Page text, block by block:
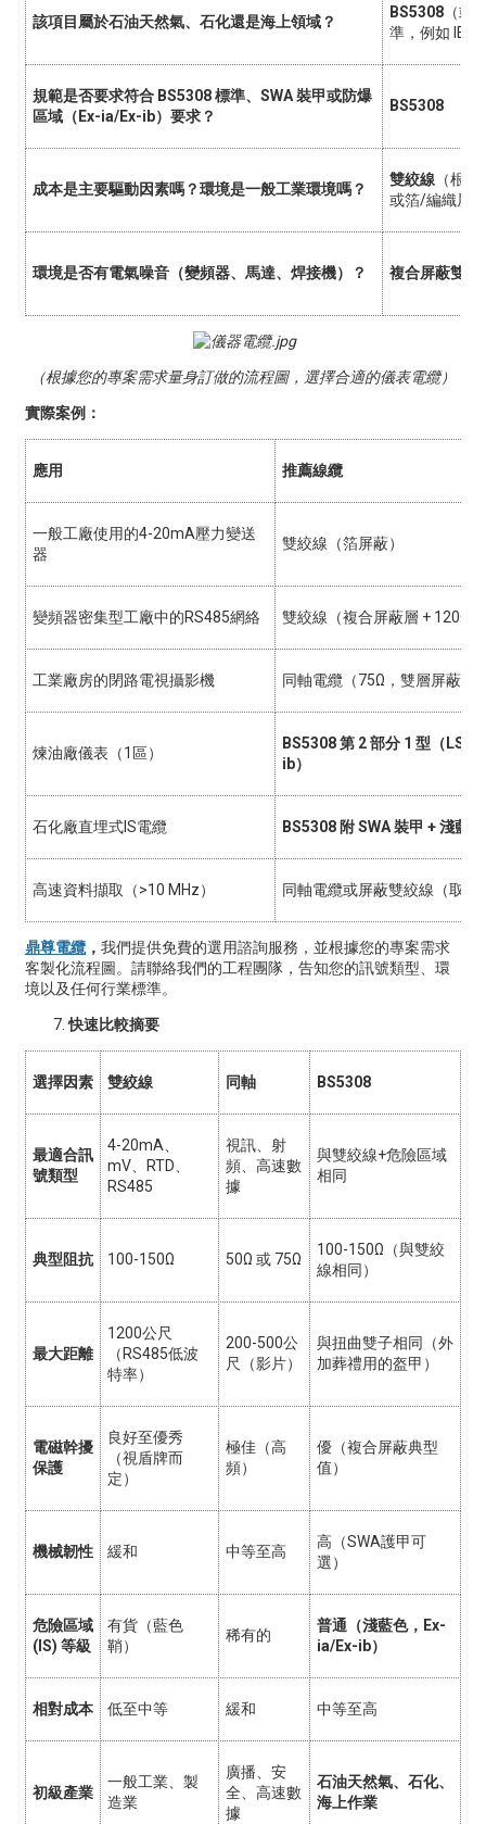
該項目屬於石油天然氣、石化還是海上領域？
BS5308（或
準，例如 IEC
規範是否要求符合 BS5308 標準、SWA 裝甲或防爆
區域（Ex-ia/Ex-ib）要求？
BS5308
成本是主要驅動因素嗎？環境是一般工業環境嗎？
雙絞線（根據
或箔/編織屏
環境是否有電氣噪音（變頻器、馬達、焊接機）？ 複合屏蔽雙絞
（根據您的專案需求量身訂做的流程圖，選擇合適的儀表電纜）
實際案例：
應用 推薦線纜
一般工廠使用的4-20mA壓力變送
器
雙絞線（箔屏蔽）
變頻器密集型工廠中的RS485網絡 雙絞線（複合屏蔽層 + 120Ω
工業廠房的閉路電視攝影機 同軸電纜（75Ω，雙層屏蔽）
煉油廠儀表（1區）
BS5308 第 2 部分 1 型（
ib）
石化廠直埋式IS電纜 BS5308 附 SWA 裝甲 + 淺藍
高速資料擷取（>10 MHz） 同軸電纜或屏蔽雙絞線（取決
鼎尊電纜， 我們提供免費的選用諮詢服務，並根據您的專案需求
客製化流程圖。請聯絡我們的工程團隊，告知您的訊號類型、環
境以及任何行業標準。
快速比較摘要
選擇因素 雙絞線 同軸 BS5308
最適合訊
號類型
4-20mA、
mV、RTD、
RS485
視訊、射
頻、高速數
據
與雙絞線+危險區域
相同
典型阻抗 100-150Ω 50Ω 或 75Ω
100-150Ω（與雙絞
線相同）
最大距離
1200公尺
（RS485低波
特率）
200-500公
尺（影片）
與扭曲雙子相同（外
加葬禮用的盔甲）
電磁幹擾
保護
良好至優秀
（視盾牌而
定）
極佳（高
頻）
優（複合屏蔽典型
值）
機械韌性 緩和 中等至高
高（SWA護甲可
選）
危險區域
(IS) 等級
有貨（藍色
鞘）
稀有的
普通（淺藍色，Ex-
ia/Ex-ib）
相對成本 低至中等 緩和 中等至高
初級產業
一般工業、製
造業
廣播、安
全、高速數
據
石油天然氣、石化、
海上作業